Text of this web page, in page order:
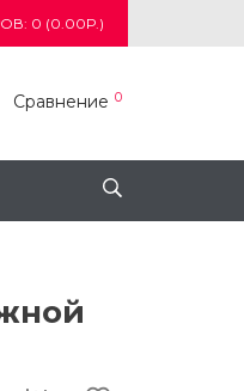
0 (0.00Р.)
Сравнение 0